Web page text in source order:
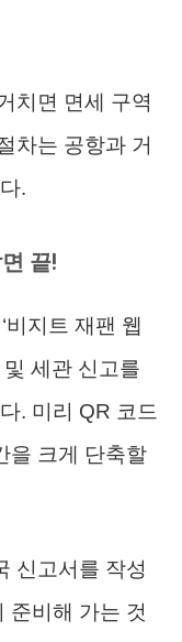
치면 면세 구역
차는 공항과 거
.
끝!
비지트 재팬 웹
세관 신고를
. 미리 QR 코드
을 크게 단축할
신고서를 작성
준비해 가는 것